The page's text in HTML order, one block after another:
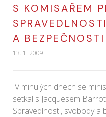
S KOMISAŘEM
A BEZPEČNOSTI
13. 1. 2009
V minulých dnech se
setkal s Jacquesem
Spravedlnosti, svobody a